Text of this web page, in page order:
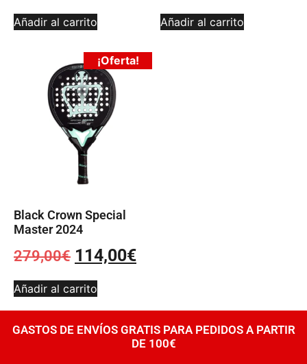
Añadir al carrito Añadir al carrito
¡Oferta!
Black Crown Special
Master 2024
279,00€ 114,00€
Añadir al carrito
GASTOS DE ENVÍOS GRATIS PARA PEDIDOS A PARTIR
DE 100€